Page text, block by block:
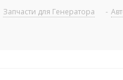
Запчасти для Генератора -